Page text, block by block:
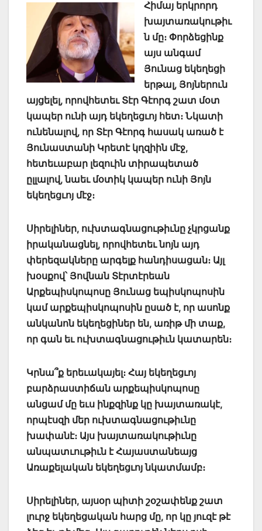
Հիմայ երկրորդ
խայտառակութիւ
ն մը։ Փորձեցինք
այս անգամ
Յունաց եկեղեցի
երթալ, Յոյներուն
այցելել, որովհետեւ Տէր Գէորգ շատ մօտ
կապեր ունի այդ եկեղեցւոյ հետ։ Նկատի
ունենալով, որ Տէր Գէորգ հասակ առած է
Յունաստանի Կրետէ կղզիին մէջ,
հետեւաբար լեզուին տիրապետած
ըլլալով, նաեւ մօտիկ կապեր ունի Յոյն
եկեղեցւոյ մէջ։
Սիրելիներ, ուխտագնացութիւնը չկրցանք
իրականացնել, որովհետեւ նոյն այդ
փերեզակները արգելք հանդիսացան։ Այլ
խօսքով՝ Յովնան Տէրտէրեան
Արքեպիսկոպոսը Յունաց եպիսկոպոսին
կամ արքեպիսկոպոսին ըսած է, որ ասոնք
անկանոն եկեղեցիներ են, առիթ մի տաք,
որ գան եւ ուխտագնացութիւն կատարեն։
Կրնա՞ք երեւակայել։ Հայ եկեղեցւոյ
բարձրաստիճան արքեպիսկոպոսը
անցամ մը եւս ինքզինք կը խայտառակէ,
որպէսզի մեր ուխտագնացութիւնը
խափանէ։ Այս խայտառակութիւնը
անպատւութիւն է Հայաստանեայց
Առաքելական եկեղեցւոյ նկատմամբ։
Սիրելիներ, այսօր պիտի շօշափենք շատ
լուրջ եկեղեցական հարց մը, որ կը յուզէ թէ